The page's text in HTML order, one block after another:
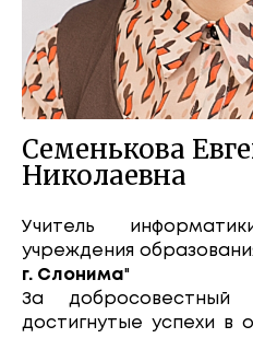
Семенькова
Николаевна
Учитель
учреждения
г. Слонима"
За добросовестный
достигнутые успехи в